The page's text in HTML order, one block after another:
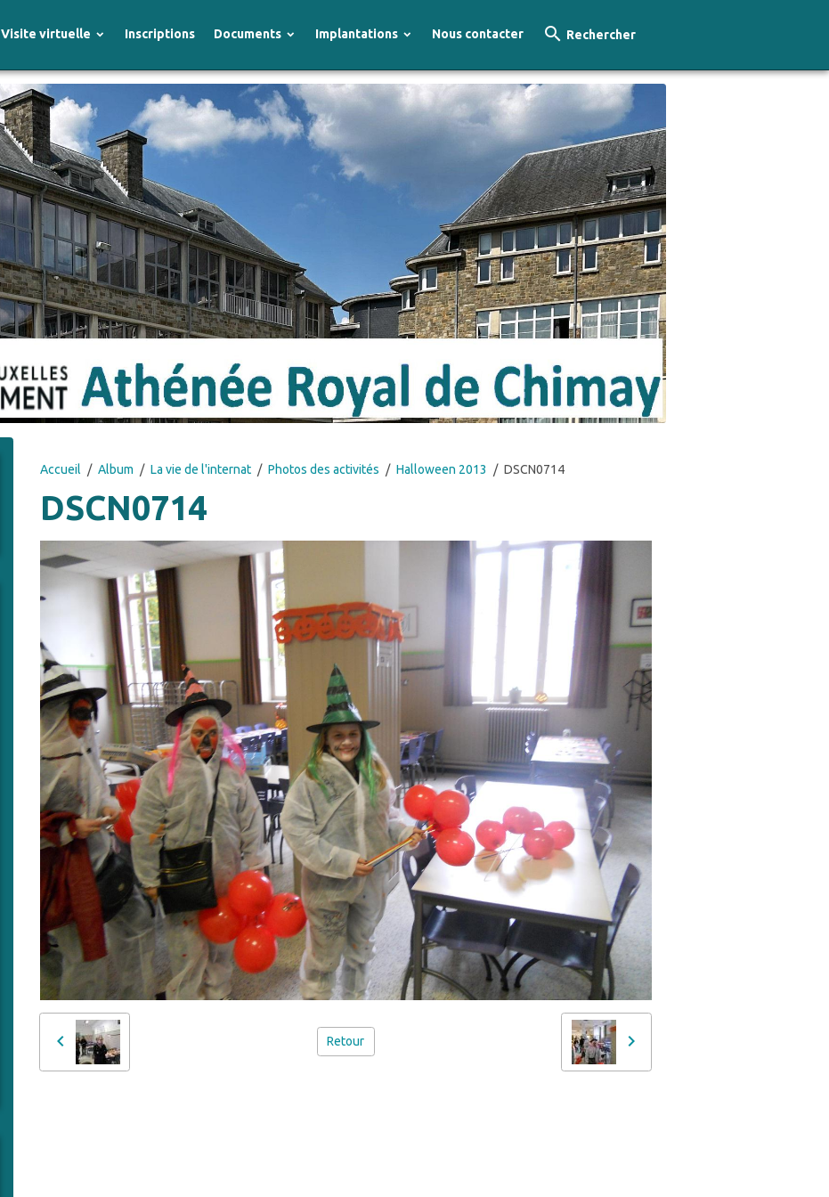
Visite virtuelle Inscriptions Documents Implantations Nous contacter Rechercher
Accueil Album La vie de l'internat Photos des activités Halloween 2013 DSCN0714
DSCN0714
Retour